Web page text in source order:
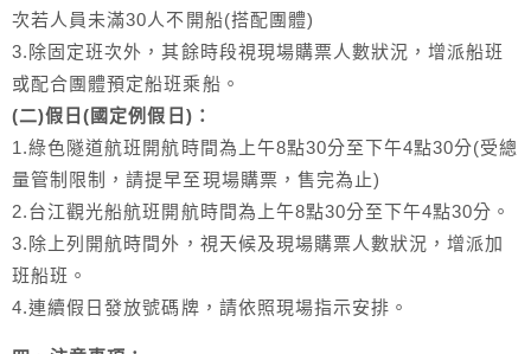
次若人員未滿30人不開船(搭配團體)
3.除固定班次外，其餘時段視現場購票人數狀況，增派船班
或配合團體預定船班乘船。
(二)假日(國定例假日)：
1.綠色隧道航班開航時間為上午8點30分至下午4點30分(受總
量管制限制，請提早至現場購票，售完為止)
2.台江觀光船航班開航時間為上午8點30分至下午4點30分。
3.除上列開航時間外，視天候及現場購票人數狀況，增派加
班船班。
4.連續假日發放號碼牌，請依照現場指示安排。